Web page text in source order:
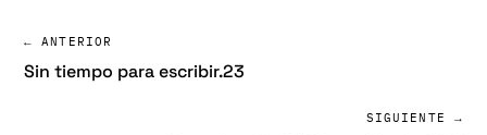
← ANTERIOR
Sin tiempo para escribir.23
SIGUIENTE →